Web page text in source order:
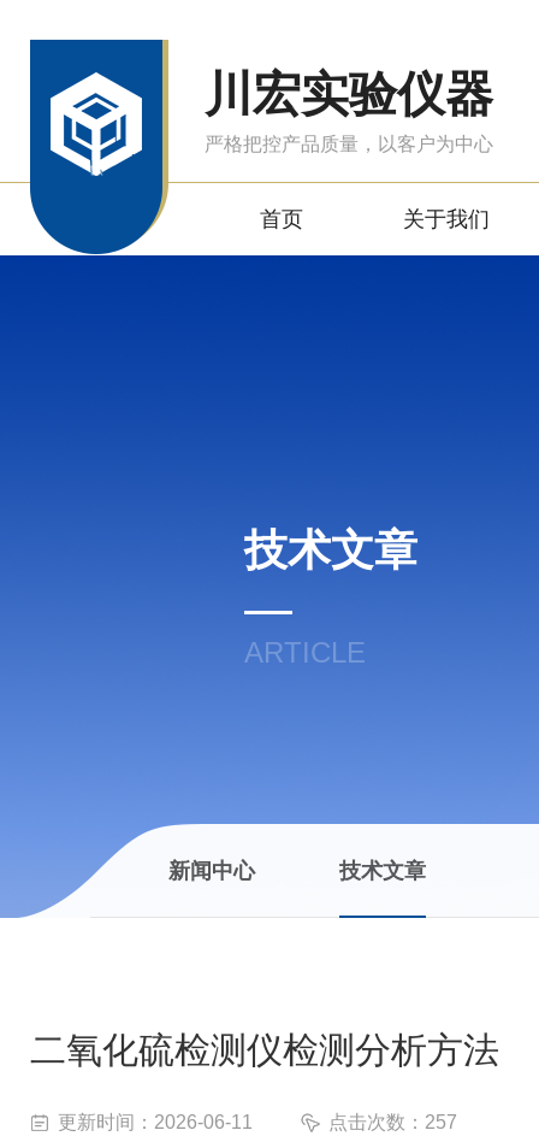
川宏实验仪器
严格把控产品质量，以客户为中心
首页 关于我们
技术文章
ARTICLE
新闻中心 技术文章
二氧化硫检测仪检测分析方法
更新时间：2026-06-11 点击次数：257